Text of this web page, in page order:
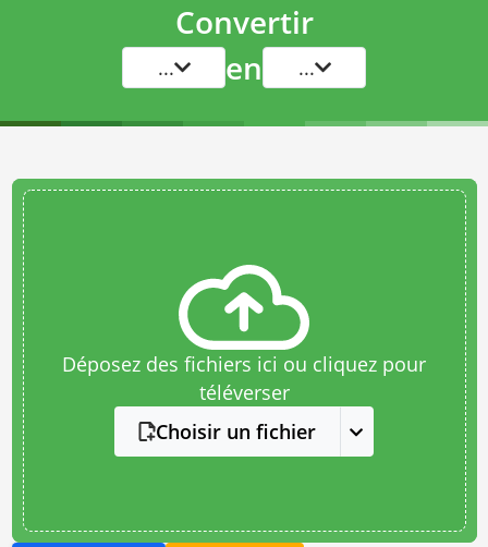
Convertir
... en ...
Déposez des fichiers ici ou cliquez pour
téléverser
Choisir un fichier